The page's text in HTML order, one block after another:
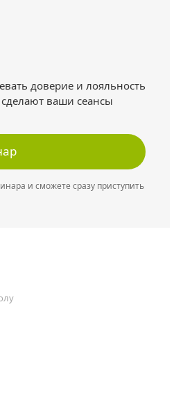
доверие и лояльность
ваши сеансы
и сможете сразу приступить